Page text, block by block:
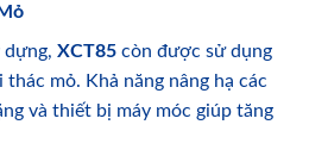
dựng, XCT85 còn được sử dụng
mỏ. Khả năng nâng hạ các
và thiết bị máy móc giúp tăng